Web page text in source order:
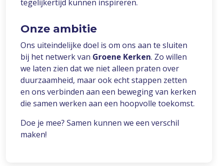
tegelijkertijd kunnen inspireren.
Onze ambitie
Ons uiteindelijke doel is om ons aan te sluiten
bij het netwerk van Groene Kerken. Zo willen
we laten zien dat we niet alleen praten over
duurzaamheid, maar ook echt stappen zetten
en ons verbinden aan een beweging van kerken
die samen werken aan een hoopvolle toekomst.
Doe je mee? Samen kunnen we een verschil
maken!